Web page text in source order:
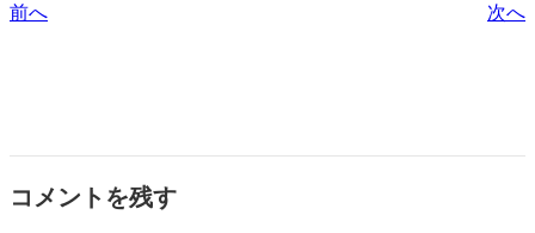
前へ 次へ
コメントを残す